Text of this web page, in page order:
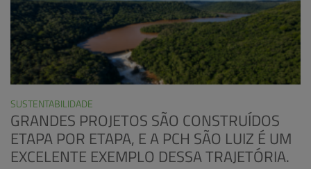
SUSTENTABILIDADE
GRANDES PROJETOS SÃO CONSTRUÍDOS
ETAPA POR ETAPA, E A PCH SÃO LUIZ É UM
EXCELENTE EXEMPLO DESSA TRAJETÓRIA.